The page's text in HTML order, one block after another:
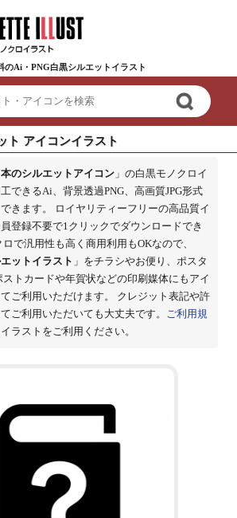
のAi・PNG白黒シルエットイラスト
ト アイコンイラスト
のシルエットアイコン」の白黒モノクロイ
できるAi、背景透過PNG、高画質JPG形式
きます。 ロイヤリティーフリーの高品質イ
登録不要で1クリックでダウンロードでき
で汎用性も高く商用利用もOKなので、
ットイラスト 」をチラシやお便り、ポスタ
トカードや年賀状などの印刷媒体にもアイ
ご利用いただけます。 クレジット表記や許
ご利用いただいても大丈夫です。 ご利用規
ラストをご利用ください。